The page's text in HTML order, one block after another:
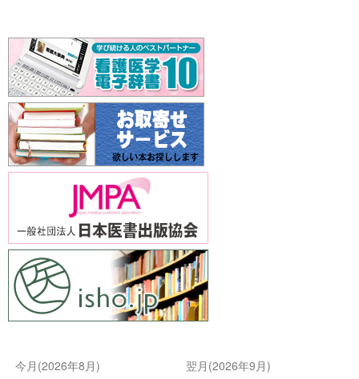
今月(2026年8月)
翌月(2026年9月)